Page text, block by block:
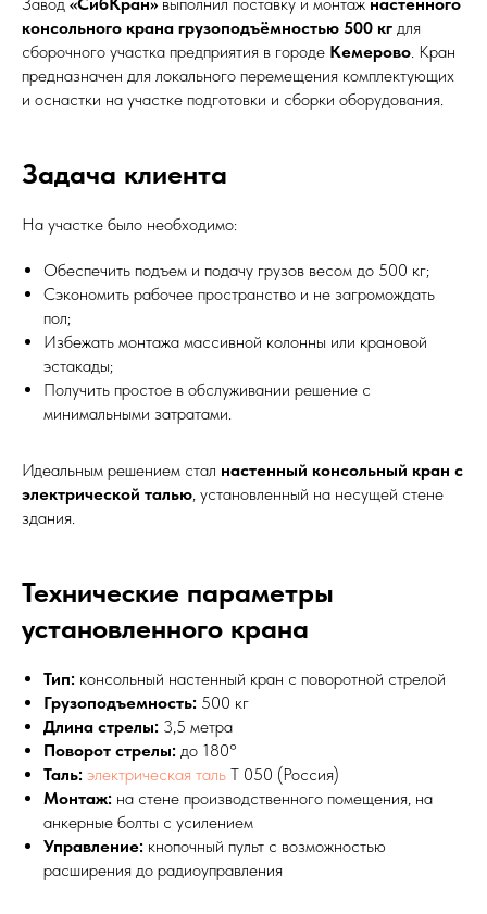
Завод «СибКран» выполнил поставку и монтаж настенного
консольного крана грузоподъёмностью 500 кг для
сборочного участка предприятия в городе Кемерово. Кран
предназначен для локального перемещения комплектующих
и оснастки на участке подготовки и сборки оборудования.
Задача клиента
На участке было необходимо:
Обеспечить подъем и подачу грузов весом до 500 кг;
Сэкономить рабочее пространство и не загромождать
пол;
Избежать монтажа массивной колонны или крановой
эстакады;
Получить простое в обслуживании решение с
минимальными затратами.
Идеальным решением стал настенный консольный кран с
электрической талью, установленный на несущей стене
здания.
Технические параметры
установленного крана
Тип: консольный настенный кран с поворотной стрелой
Грузоподъемность: 500 кг
Длина стрелы: 3,5 метра
Поворот стрелы: до 180°
Таль: электрическая таль Т 050 (Россия)
Монтаж: на стене производственного помещения, на
анкерные болты с усилением
Управление: кнопочный пульт с возможностью
расширения до радиоуправления